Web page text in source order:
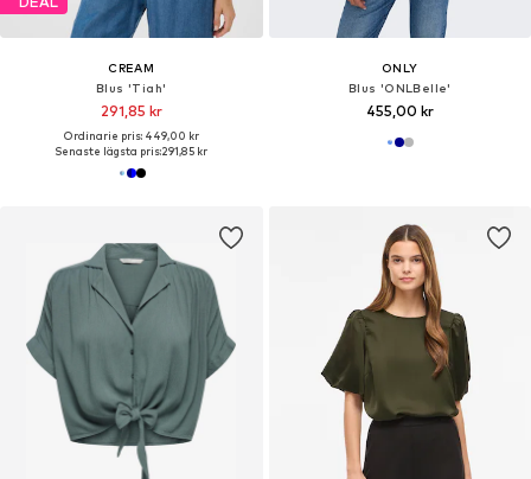
CREAM
Blus 'Tiah'
291,85 kr
Ordinarie pris: 449,00 kr
Senaste lägsta pris:291,85 kr
ONLY
Blus 'ONLBelle'
455,00 kr